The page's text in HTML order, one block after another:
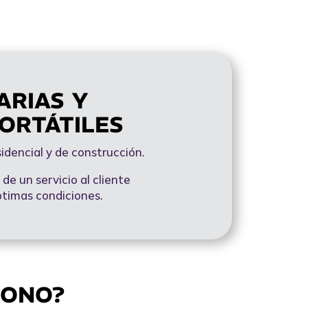
Y
y de construcción.
un servicio al cliente
condiciones.